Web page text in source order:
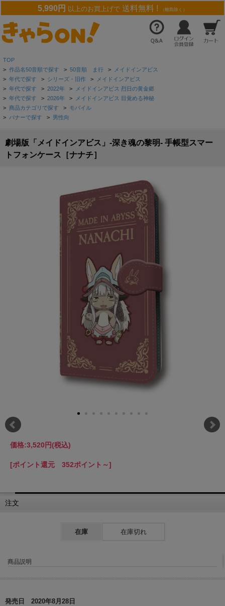
5,990円 以上のお買上げで 送料無料 ! （離島除く）
TOP
> 作品名50音順で探す > 50音順 ま行 > メイドインアビス
> 年代で探す > シリーズ・旧作 > メイドインアビス
> 年代で探す > 2022年 > メイドインアビス 烈日の黄金郷
> 年代で探す > 2026年 > メイドインアビス 目覚める神秘
> 商品カテゴリで探す > モバイル
> バナーで探す > 男性向
劇場版「メイドインアビス」-深き魂の黎明- 手帳型スマー
トフォンケース［ナナチ］
価格:3,520円(税込)
[ポイント還元 352ポイント～]
注文
在庫 在庫切れ
商品説明
発売日 2020年8月28日